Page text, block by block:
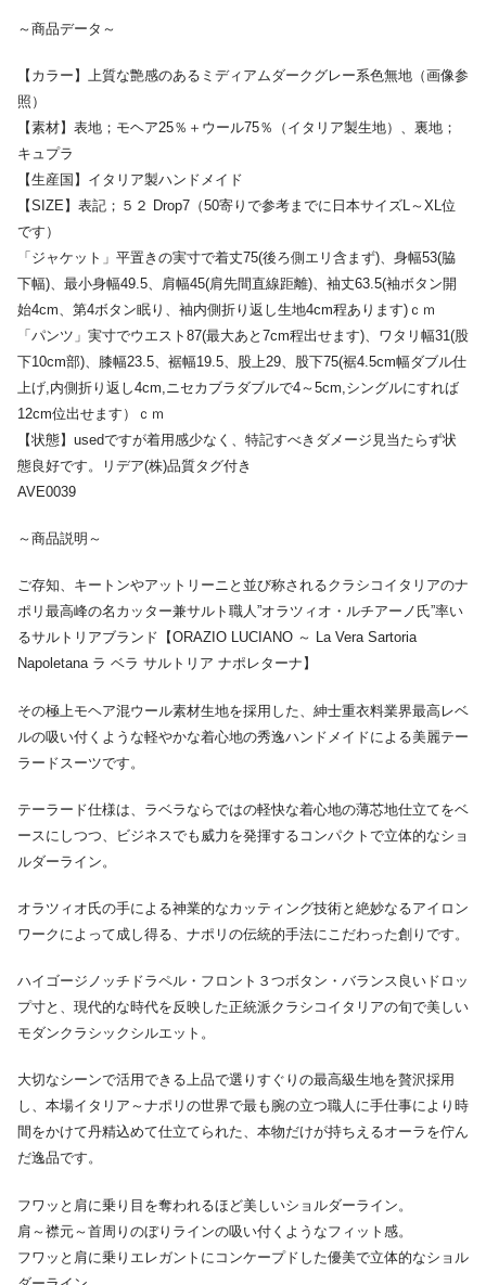
～商品データ～
【カラー】上質な艶感のあるミディアムダークグレー系色無地（画像参
照）
【素材】表地；モヘア25％＋ウール75％（イタリア製生地）、裏地；
キュプラ
【生産国】イタリア製ハンドメイド
【SIZE】表記；５２ Drop7（50寄りで参考までに日本サイズL～XL位
です）
「ジャケット」平置きの実寸で着丈75(後ろ側エリ含まず)、身幅53(脇
下幅)、最小身幅49.5、肩幅45(肩先間直線距離)、袖丈63.5(袖ボタン開
始4cm、第4ボタン眠り、袖内側折り返し生地4cm程あります)ｃｍ
「パンツ」実寸でウエスト87(最大あと7cm程出せます)、ワタリ幅31(股
下10cm部)、膝幅23.5、裾幅19.5、股上29、股下75(裾4.5cm幅ダブル仕
上げ,内側折り返し4cm,ニセカブラダブルで4～5cm,シングルにすれば
12cm位出せます）ｃｍ
【状態】usedですが着用感少なく、特記すべきダメージ見当たらず状
態良好です。リデア(株)品質タグ付き
AVE0039
～商品説明～
ご存知、キートンやアットリーニと並び称されるクラシコイタリアのナ
ポリ最高峰の名カッター兼サルト職人”オラツィオ・ルチアーノ氏”率い
るサルトリアブランド【ORAZIO LUCIANO ～ La Vera Sartoria
Napoletana ラ ベラ サルトリア ナポレターナ】
その極上モヘア混ウール素材生地を採用した、紳士重衣料業界最高レベ
ルの吸い付くような軽やかな着心地の秀逸ハンドメイドによる美麗テー
ラードスーツです。
テーラード仕様は、ラベラならではの軽快な着心地の薄芯地仕立てをベ
ースにしつつ、ビジネスでも威力を発揮するコンパクトで立体的なショ
ルダーライン。
オラツィオ氏の手による神業的なカッティング技術と絶妙なるアイロン
ワークによって成し得る、ナポリの伝統的手法にこだわった創りです。
ハイゴージノッチドラペル・フロント３つボタン・バランス良いドロッ
プ寸と、現代的な時代を反映した正統派クラシコイタリアの旬で美しい
モダンクラシックシルエット。
大切なシーンで活用できる上品で選りすぐりの最高級生地を贅沢採用
し、本場イタリア～ナポリの世界で最も腕の立つ職人に手仕事により時
間をかけて丹精込めて仕立てられた、本物だけが持ちえるオーラを佇ん
だ逸品です。
フワッと肩に乗り目を奪われるほど美しいショルダーライン。
肩～襟元～首周りのぼりラインの吸い付くようなフィット感。
フワッと肩に乗りエレガントにコンケープドした優美で立体的なショル